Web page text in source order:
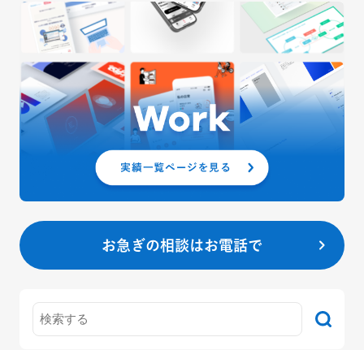
お急ぎの相談はお電話で